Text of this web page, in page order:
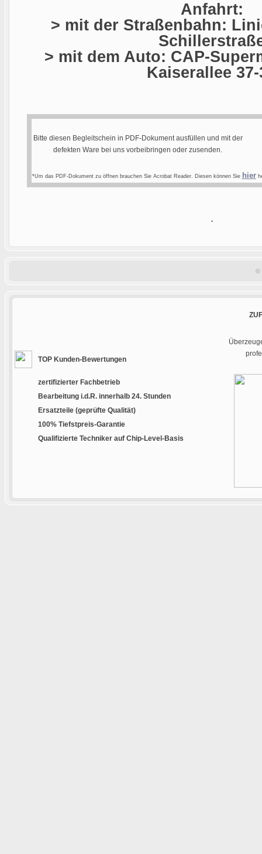
Anfahrt:
> mit der Straßenbahn:
> mit dem Auto: CAP-
Kaiserallee 37-
Bitte diesen Begleitschein in PDF-Dokument ausfüllen und mit der
defekten Ware bei uns vorbeibringen oder zusenden.
*Um das PDF-Dokument zu öffnen brauchen Sie Acrobat Reader. Diesen können Sie hier
.
©
TOP Kunden-Bewertungen
zertifizierter Fachbetrieb
Bearbeitung i.d.R. innerhalb 24. Stunden
Ersatzteile (geprüfte Qualität)
100% Tiefstpreis-Garantie
Qualifizierte Techniker auf Chip-Level-Basis